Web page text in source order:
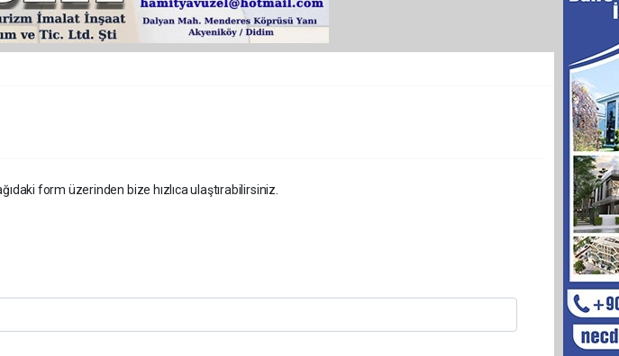
form üzerinden bize hızlıca ulaştırabilirsiniz.